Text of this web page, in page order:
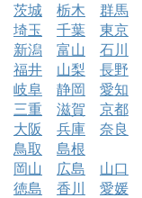
茨城
栃木
群馬
埼玉
千葉 東京
新潟
富山
石川
福井
山梨
長野
岐阜
静岡
愛知
三重
滋賀
京都
大阪
兵庫 奈良
鳥取
島根
岡山
広島
山口
徳島
香川 愛媛